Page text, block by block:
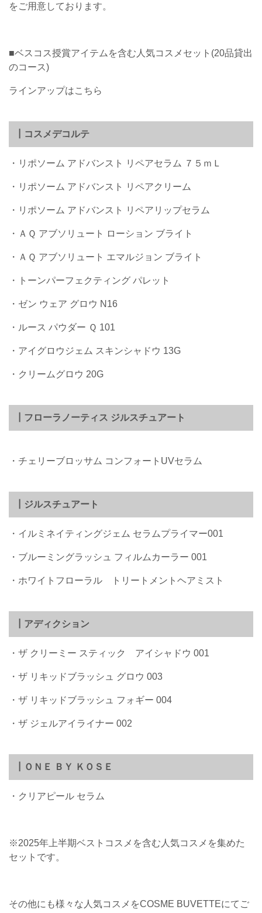
をご用意しております。
■ベスコス授賞アイテムを含む人気コスメセット(20品貸出
のコース)
ラインアップはこちら
┃コスメデコルテ
・リポソーム アドバンスト リペアセラム ７５ｍＬ
・リポソーム アドバンスト リペアクリーム
・リポソーム アドバンスト リペアリップセラム
・ＡＱ アブソリュート ローション ブライト
・ＡＱ アブソリュート エマルジョン ブライト
・トーンパーフェクティング パレット
・ゼン ウェア グロウ N16
・ルース パウダー Ｑ 101
・アイグロウジェム スキンシャドウ 13G
・クリームグロウ 20G
┃フローラノーティス ジルスチュアート
・チェリーブロッサム コンフォートUVセラム
┃ジルスチュアート
・イルミネイティングジェム セラムプライマー001
・ブルーミングラッシュ フィルムカーラー 001
・ホワイトフローラル トリートメントヘアミスト
┃アディクション
・ザ クリーミー スティック アイシャドウ 001
・ザ リキッドブラッシュ グロウ 003
・ザ リキッドブラッシュ フォギー 004
・ザ ジェルアイライナー 002
┃ＯＮＥ ＢＹ ＫＯＳＥ
・クリアピール セラム
※2025年上半期ベストコスメを含む人気コスメを集めた
セットです。
その他にも様々な人気コスメをCOSME BUVETTEにてご